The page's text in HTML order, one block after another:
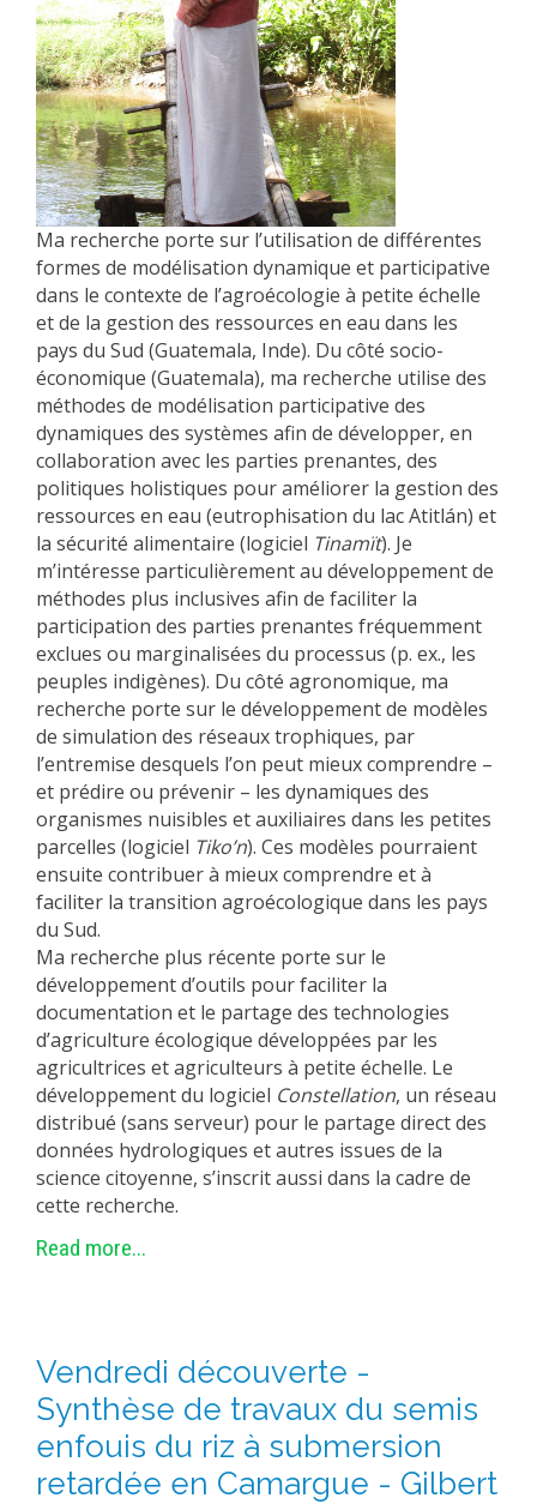
Ma recherche porte sur l’utilisation de différentes
formes de modélisation dynamique et participative
dans le contexte de l’agroécologie à petite échelle
et de la gestion des ressources en eau dans les
pays du Sud (Guatemala, Inde). Du côté socio-
économique (Guatemala), ma recherche utilise des
méthodes de modélisation participative des
dynamiques des systèmes afin de développer, en
collaboration avec les parties prenantes, des
politiques holistiques pour améliorer la gestion des
ressources en eau (eutrophisation du lac Atitlán) et
la sécurité alimentaire (logiciel Tinamït). Je
m’intéresse particulièrement au développement de
méthodes plus inclusives afin de faciliter la
participation des parties prenantes fréquemment
exclues ou marginalisées du processus (p. ex., les
peuples indigènes). Du côté agronomique, ma
recherche porte sur le développement de modèles
de simulation des réseaux trophiques, par
l’entremise desquels l’on peut mieux comprendre –
et prédire ou prévenir – les dynamiques des
organismes nuisibles et auxiliaires dans les petites
parcelles (logiciel Tiko’n). Ces modèles pourraient
ensuite contribuer à mieux comprendre et à
faciliter la transition agroécologique dans les pays
du Sud.
Ma recherche plus récente porte sur le
développement d’outils pour faciliter la
documentation et le partage des technologies
d’agriculture écologique développées par les
agricultrices et agriculteurs à petite échelle. Le
développement du logiciel Constellation, un réseau
distribué (sans serveur) pour le partage direct des
données hydrologiques et autres issues de la
science citoyenne, s’inscrit aussi dans la cadre de
cette recherche.
Read more...
Vendredi découverte -
Synthèse de travaux du semis
enfouis du riz à submersion
retardée en Camargue - Gilbert